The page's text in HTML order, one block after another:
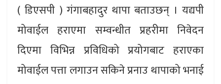
( डिएसपी ) गंगाबहादुर थापा बताउछन् । यद्यपी
मोवाईल हराएमा सम्वन्धीत प्रहरीमा निवेदन
दिएमा विभिन्न प्रविधिको प्रयोगबाट हराएका
मोवाईल पत्ता लगाउन सकिने प्रनाउ थापाको भनाई